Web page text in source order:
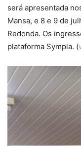
será apresentada
Mansa, e 8 e 9 de
Redonda. Os
plataforma Sympla. (